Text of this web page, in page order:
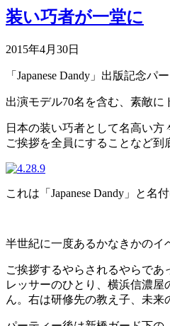
装い巧者が一堂に
2015年4月30日
「Japanese Dandy」出版記念
出演モデル70名を含む、素敵に
日本の装い巧者として名高い
ご挨拶を全員にすることなど到
これは「Japanese Dandy」と
半世紀に一度あるかなきかのイ
ご挨拶するやらされるやらで
レッサーのひとり、横浜信濃屋
ん。右は研修先の教え子、未